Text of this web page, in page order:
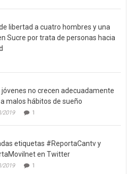
libertad a cuatro hombres y una
Sucre por trata de personas hacia
jóvenes no crecen adecuadamente
malos hábitos de sueño
2019 1
etiquetas #ReportaCantv y
en Twitter
2019 1